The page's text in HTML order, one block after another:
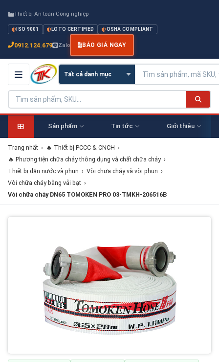
Thiết bị An toàn Công nghiệp
ISO 9001 LOTO CERTIFIED OSHA COMPLIANT
0912.124.679 Zalo BÁO GIÁ NGAY
Sản phẩm Tin tức Giới thiệu
Trang nhất › 🔥 Thiết bị PCCC & CNCH ›
🔥 Phương tiện chữa cháy thông dụng và chất chữa cháy ›
Thiết bị dẫn nước và phun › Vòi chữa cháy và vòi phun ›
Vòi chữa cháy bằng vải bạt ›
Vòi chữa cháy DN65 TOMOKEN PRO 03-TMKH-206516B